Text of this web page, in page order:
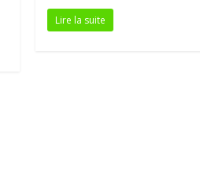
Lire la suite